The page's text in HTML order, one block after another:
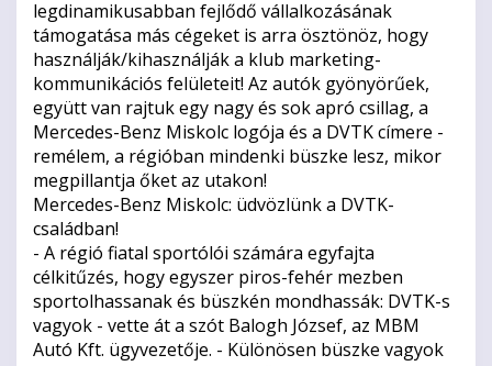
legdinamikusabban fejlődő vállalkozásának
támogatása más cégeket is arra ösztönöz, hogy
használják/kihasználják a klub marketing-
kommunikációs felületeit! Az autók gyönyörűek,
együtt van rajtuk egy nagy és sok apró csillag, a
Mercedes-Benz Miskolc logója és a DVTK címere -
remélem, a régióban mindenki büszke lesz, mikor
megpillantja őket az utakon!
Mercedes-Benz Miskolc: üdvözlünk a DVTK-
családban!
- A régió fiatal sportólói számára egyfajta
célkitűzés, hogy egyszer piros-fehér mezben
sportolhassanak és büszkén mondhassák: DVTK-s
vagyok - vette át a szót Balogh József, az MBM
Autó Kft. ügyvezetője. - Különösen büszke vagyok